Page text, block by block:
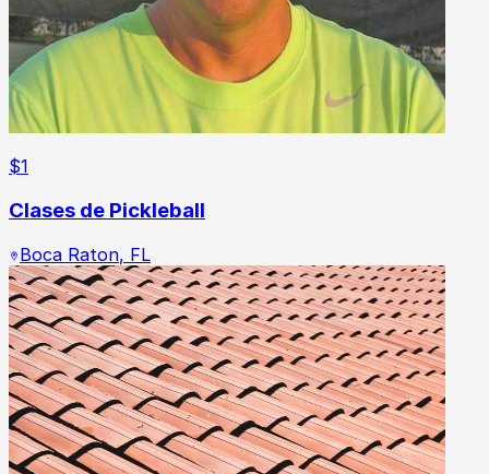
$1
Clases de Pickleball
Boca Raton, FL